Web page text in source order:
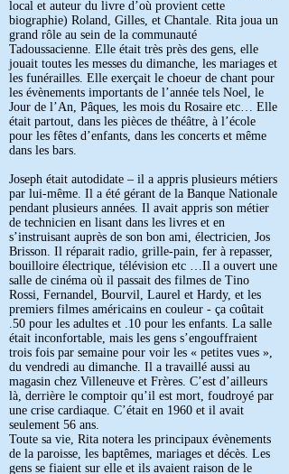
local et auteur du livre d’où provient cette
biographie) Roland, Gilles, et Chantale. Rita joua un
grand rôle au sein de la communauté
Tadoussacienne. Elle était très près des gens, elle
jouait toutes les messes du dimanche, les mariages et
les funérailles. Elle exerçait le choeur de chant pour
les évènements importants de l’année tels Noel, le
Jour de l’An, Pâques, les mois du Rosaire etc… Elle
était partout, dans les pièces de théâtre, à l’école
pour les fêtes d’enfants, dans les concerts et même
dans les bars.
Joseph était autodidate – il a appris plusieurs métiers
par lui-même. Il a été gérant de la Banque Nationale
pendant plusieurs années. Il avait appris son métier
de technicien en lisant dans les livres et en
s’instruisant auprès de son bon ami, électricien, Jos
Brisson. Il réparait radio, grille-pain, fer à repasser,
bouilloire électrique, télévision etc …Il a ouvert une
salle de cinéma où il passait des filmes de Tino
Rossi, Fernandel, Bourvil, Laurel et Hardy, et les
premiers filmes américains en couleur - ça coûtait
.50 pour les adultes et .10 pour les enfants. La salle
était inconfortable, mais les gens s’engouffraient
trois fois par semaine pour voir les « petites vues »,
du vendredi au dimanche. Il a travaillé aussi au
magasin chez Villeneuve et Frères. C’est d’ailleurs
là, derrière le comptoir qu’il est mort, foudroyé par
une crise cardiaque. C’était en 1960 et il avait
seulement 56 ans.
Toute sa vie, Rita notera les principaux évènements
de la paroisse, les baptêmes, mariages et décès. Les
gens se fiaient sur elle et ils avaient raison de le